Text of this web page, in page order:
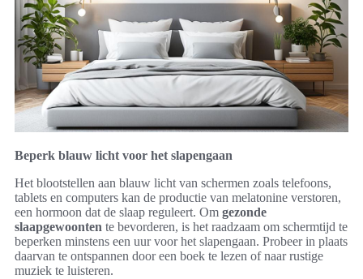
Beperk blauw licht voor het slapengaan
Het blootstellen aan blauw licht van schermen zoals telefoons,
tablets en computers kan de productie van melatonine verstoren,
een hormoon dat de slaap reguleert. Om gezonde
slaapgewoonten te bevorderen, is het raadzaam om schermtijd te
beperken minstens een uur voor het slapengaan. Probeer in plaats
daarvan te ontspannen door een boek te lezen of naar rustige
muziek te luisteren.